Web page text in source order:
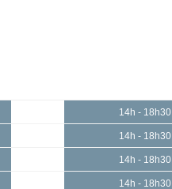
14h - 18h30
14h - 18h30
14h - 18h30
14h - 18h30